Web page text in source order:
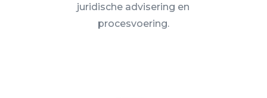
juridische advisering en
procesvoering.